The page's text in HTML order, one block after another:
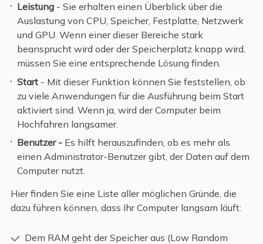
Leistung - Sie erhalten einen Überblick über die
Auslastung von CPU, Speicher, Festplatte, Netzwerk
und GPU. Wenn einer dieser Bereiche stark
beansprucht wird oder der Speicherplatz knapp wird,
müssen Sie eine entsprechende Lösung finden.
Start - Mit dieser Funktion können Sie feststellen, ob
zu viele Anwendungen für die Ausführung beim Start
aktiviert sind. Wenn ja, wird der Computer beim
Hochfahren langsamer.
Benutzer - Es hilft herauszufinden, ob es mehr als
einen Administrator-Benutzer gibt, der Daten auf dem
Computer nutzt.
Hier finden Sie eine Liste aller möglichen Gründe, die
dazu führen können, dass Ihr Computer langsam läuft:
Dem RAM geht der Speicher aus (Low Random